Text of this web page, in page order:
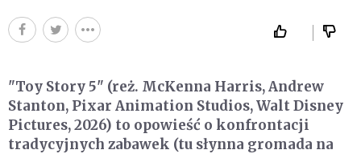
"Toy Story 5" (reż. McKenna Harris, Andrew
Stanton, Pixar Animation Studios, Walt Disney
Pictures, 2026) to opowieść o konfrontacji
tradycyjnych zabawek (tu słynna gromada na